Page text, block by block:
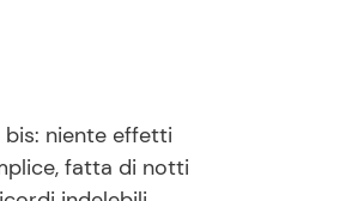
bis: niente effetti
fatta di notti